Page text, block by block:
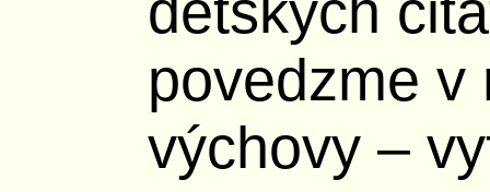
povedzme v
výchovy –